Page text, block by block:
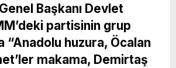
Başkanı Devlet
partisinin grup
“Anadolu huzura, Öcalan
makama, Demirtaş